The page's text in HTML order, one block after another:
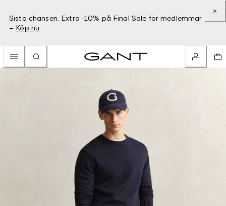
Sista chansen: Extra -10% på Final Sale för medlemmar
– Köp nu